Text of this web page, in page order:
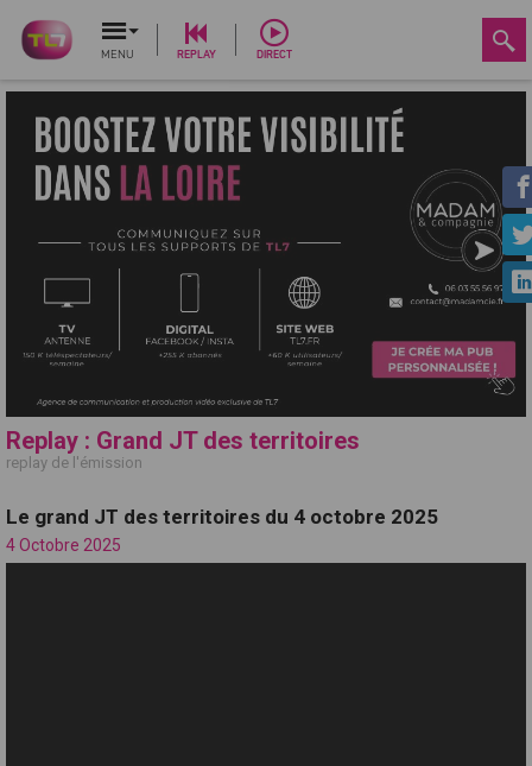
MENU REPLAY DIRECT
Replay : Grand JT des territoires
replay de l'émission
Le grand JT des territoires du 4 octobre 2025
4 Octobre 2025